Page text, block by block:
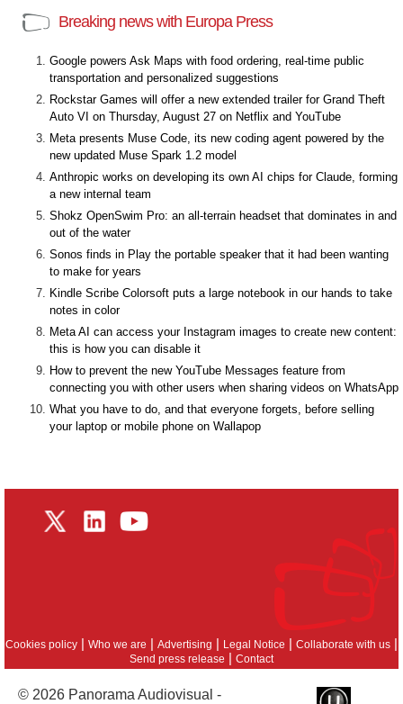
Breaking news with Europa Press
Google powers Ask Maps with food ordering, real-time public
transportation and personalized suggestions
Rockstar Games will offer a new extended trailer for Grand Theft
Auto VI on Thursday, August 27 on Netflix and YouTube
Meta presents Muse Code, its new coding agent powered by the
new updated Muse Spark 1.2 model
Anthropic works on developing its own AI chips for Claude, forming
a new internal team
Shokz OpenSwim Pro: an all-terrain headset that dominates in and
out of the water
Sonos finds in Play the portable speaker that it had been wanting
to make for years
Kindle Scribe Colorsoft puts a large notebook in our hands to take
notes in color
Meta AI can access your Instagram images to create new content:
this is how you can disable it
How to prevent the new YouTube Messages feature from
connecting you with other users when sharing videos on WhatsApp
What you have to do, and that everyone forgets, before selling
your laptop or mobile phone on Wallapop
Cookies policy | Who we are | Advertising | Legal Notice | Collaborate with us |
Send press release | Contact
© 2026 Panorama Audiovisual -